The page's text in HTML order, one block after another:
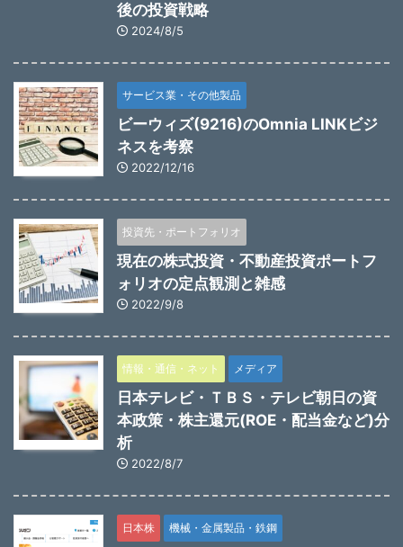
後の投資戦略
2024/8/5
サービス業・その他製品
ビーウィズ(9216)のOmnia LINKビジ
ネスを考察
2022/12/16
投資先・ポートフォリオ
現在の株式投資・不動産投資ポートフ
ォリオの定点観測と雑感
2022/9/8
情報・通信・ネット メディア
日本テレビ・ＴＢＳ・テレビ朝日の資
本政策・株主還元(ROE・配当金など)分
析
2022/8/7
日本株 機械・金属製品・鉄鋼